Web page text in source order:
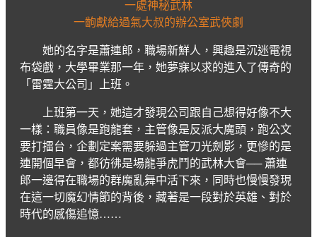
一處神秘武林
一齣獻給過氣大叔的辦公室武俠劇
她的名字是蕭連郎，職場新鮮人，興趣是沉迷電視
布袋戲，大學畢業那一年，她夢寐以求的進入了傳奇的
「雷霆大公司」上班。
上班第一天，她這才發現公司跟自己想得好像不大
一樣：職員像是跑龍套，主管像是反派大魔頭，跑公文
要打擂台，企劃定案需要躲過主管刀光劍影，更慘的是
連開個早會，都彷彿是場龍爭虎鬥的武林大會── 蕭連
郎一邊得在職場的群魔亂舞中活下來，同時也慢慢發現
在這一切魔幻情節的背後，藏著是一段對於英雄、對於
時代的感傷追憶……